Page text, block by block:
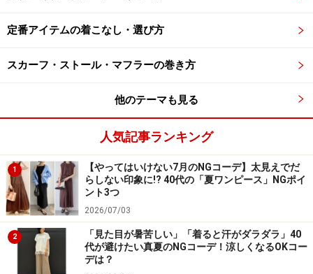
インナーにはタートルネックのニットを合わせて、暖か
さもキープしながらクリーンできれいめな印象に。パン
ツと同じダークブラウンを選んで、ワントーンでまとめ
たことで統一感が出て、上品な印象に仕上がっていま
定番アイテムの着こなし・選び方
スカーフ・ストール・マフラーの巻き方
他のテーマも見る
人気記事ランキング
1
【やってはいけない7月のNGコーデ】太見えでだ
らしない印象に!? 40代の「夏ワンピース」NGポイ
ント3つ
2026/07/03
2
「見た目が暑苦しい」「着ると汗がダラダラ」40
代が避けたい真夏のNGコーデ！涼しくなるOKコー
デは？